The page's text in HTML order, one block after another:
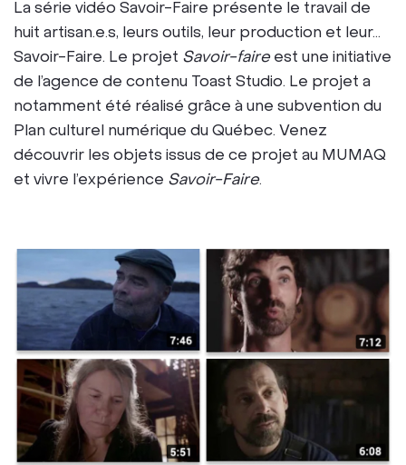
La série vidéo Savoir-Faire présente le travail de
huit artisan.e.s, leurs outils, leur production et leur…
Savoir-Faire. Le projet Savoir-faireest une initiative
de l’agence de contenu Toast Studio. Le projet a
notamment été réalisé grâce à une subvention du
Plan culturel numérique du Québec. Venez
découvrir les objets issus de ce projet au MUMAQ
et vivre l’expérience Savoir-Faire.